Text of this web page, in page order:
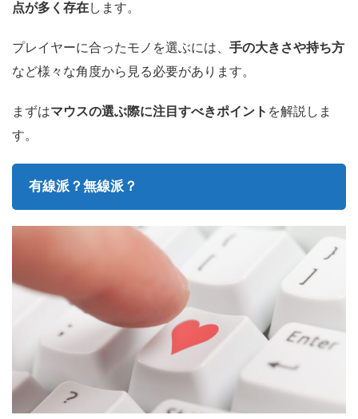
点が多く存在します。
プレイヤーに合ったモノを選ぶには、 手の大きさや持ち方
など様々な角度から見る必要があります。
まずはマウスの選ぶ際に注目すべきポイント を解説しま
す。
有線派？無線派？